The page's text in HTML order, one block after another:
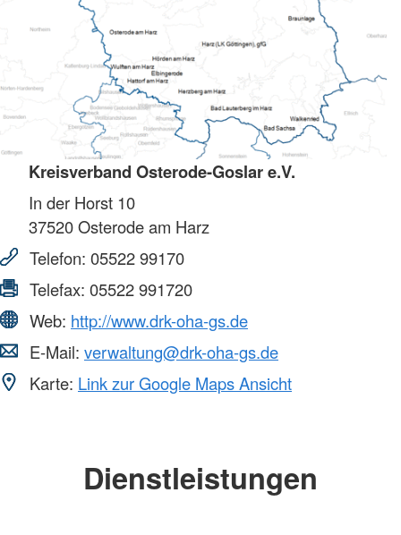
Kreisverband Osterode-Goslar e.V.
In der Horst 10
37520Osterode am Harz
Telefon: 05522 99170
Telefax: 05522 991720
Web: http://www.drk-oha-gs.de
E-Mail: verwaltung@drk-oha-gs.de
Karte: Link zur Google Maps Ansicht
Dienstleistungen